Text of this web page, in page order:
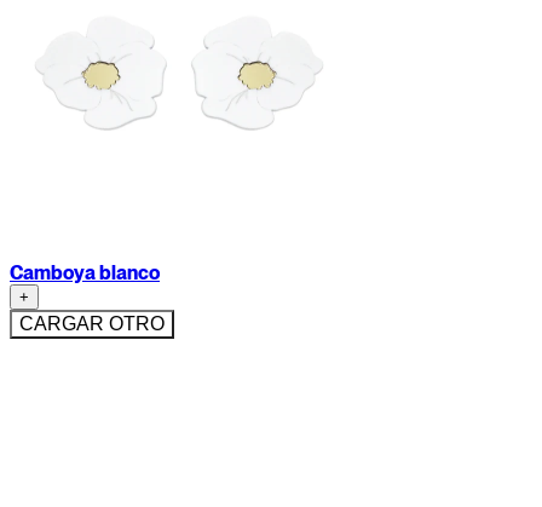
Camboya blanco
+
CARGAR OTRO